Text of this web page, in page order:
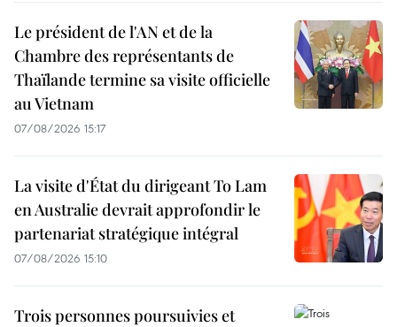
Le président de l'AN et de la
Chambre des représentants de
Thaïlande termine sa visite officielle
au Vietnam
07/08/2026 15:17
La visite d'État du dirigeant To Lam
en Australie devrait approfondir le
partenariat stratégique intégral
07/08/2026 15:10
Trois personnes poursuivies et